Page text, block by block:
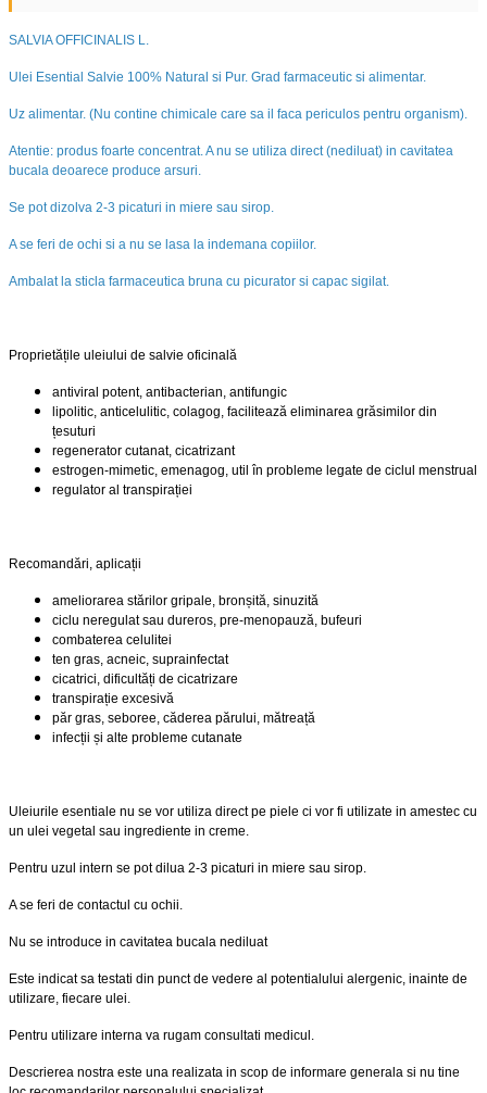
SALVIA OFFICINALIS L.
Ulei Esential Salvie 100% Natural si Pur. Grad farmaceutic si alimentar.
Uz alimentar. (Nu contine chimicale care sa il faca periculos pentru organism).
Atentie: produs foarte concentrat. A nu se utiliza direct (nediluat) in cavitatea
bucala deoarece produce arsuri.
Se pot dizolva 2-3 picaturi in miere sau sirop.
A se feri de ochi si a nu se lasa la indemana copiilor.
Ambalat la sticla farmaceutica bruna cu picurator si capac sigilat.
Proprietățile uleiului de salvie oficinală
antiviral potent, antibacterian, antifungic
lipolitic, anticelulitic, colagog, facilitează eliminarea grăsimilor din
țesuturi
regenerator cutanat, cicatrizant
estrogen-mimetic, emenagog, util în probleme legate de ciclul menstrual
regulator al transpirației
Recomandări, aplicații
ameliorarea stărilor gripale, bronșită, sinuzită
ciclu neregulat sau dureros, pre-menopauză, bufeuri
combaterea celulitei
ten gras, acneic, suprainfectat
cicatrici, dificultăți de cicatrizare
transpirație excesivă
păr gras, seboree, căderea părului, mătreață
infecții și alte probleme cutanate
Uleiurile esentiale nu se vor utiliza direct pe piele ci vor fi utilizate in amestec cu
un ulei vegetal sau ingrediente in creme.
Pentru uzul intern se pot dilua 2-3 picaturi in miere sau sirop.
A se feri de contactul cu ochii.
Nu se introduce in cavitatea bucala nediluat
Este indicat sa testati din punct de vedere al potentialului alergenic, inainte de
utilizare, fiecare ulei.
Pentru utilizare interna va rugam consultati medicul.
Descrierea nostra este una realizata in scop de informare generala si nu tine